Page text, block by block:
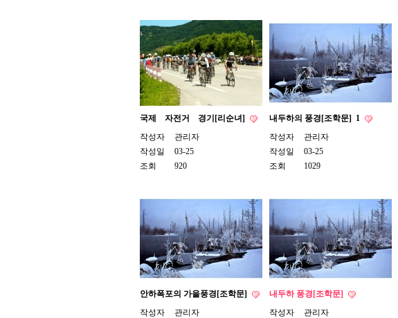
국제 자전거 경기[리순녀]
작성자
관리자
작성일
03-25
조회
920
내두하의 풍경[조학문]
1
작성자
관리자
작성일
03-25
조회
1029
안하폭포의 가을풍경[조학문]
작성자
관리자
내두하 풍경[조학문]
작성자
관리자